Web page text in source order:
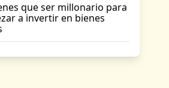
que ser millonario para
a invertir en bienes